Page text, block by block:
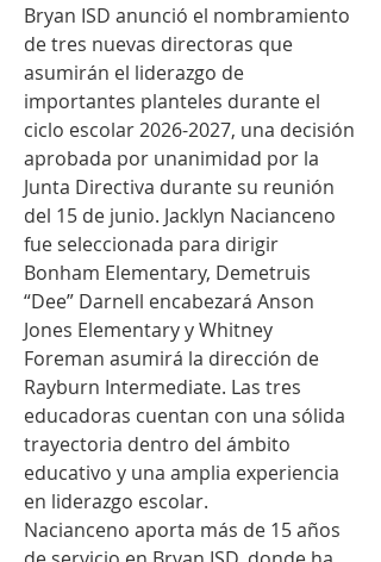
Bryan ISD anunció el nombramiento
de tres nuevas directoras que
asumirán el liderazgo de
importantes planteles durante el
ciclo escolar 2026-2027, una decisión
aprobada por unanimidad por la
Junta Directiva durante su reunión
del 15 de junio. Jacklyn Nacianceno
fue seleccionada para dirigir
Bonham Elementary, Demetruis
“Dee” Darnell encabezará Anson
Jones Elementary y Whitney
Foreman asumirá la dirección de
Rayburn Intermediate. Las tres
educadoras cuentan con una sólida
trayectoria dentro del ámbito
educativo y una amplia experiencia
en liderazgo escolar.
Nacianceno aporta más de 15 años